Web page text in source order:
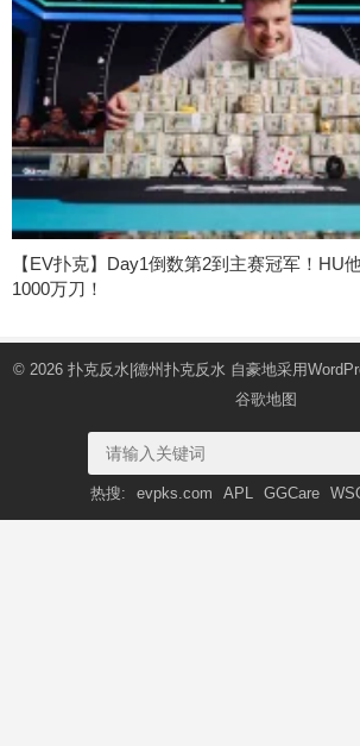
【EV扑克】Day1倒数第2到主赛冠军！HU
1000万刀！
© 2026 扑克反水|德州扑克反水 自豪地采用
谷歌地图
热搜: evpks.com APL GGCare